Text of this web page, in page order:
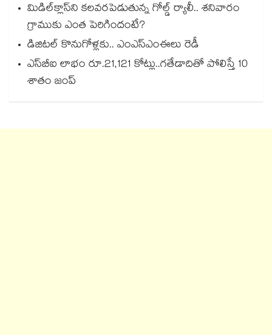
మిడిల్‌క్లాస్‌ని కలవరపెడుతున్న గోల్డ్ ర్యాలీ.. శనివారం
గ్రాముకు ఎంత పెరిగిందంటే?
డిజిటల్ కొనుగోళ్లకు.. ఎంఎస్ఎంఈలు రెడీ
ఎస్‌‌‌‌‌‌‌‌బీఐ లాభం రూ.21,121 కోట్లు..గతేడాదితో పోలిస్తే 10
శాతం జంప్